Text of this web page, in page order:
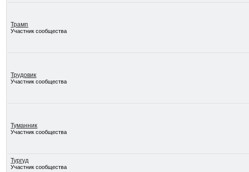
Трамп
Участник сообщества
Трудовик
Участник сообщества
Туманник
Участник сообщества
Тургуд
Участник сообщества